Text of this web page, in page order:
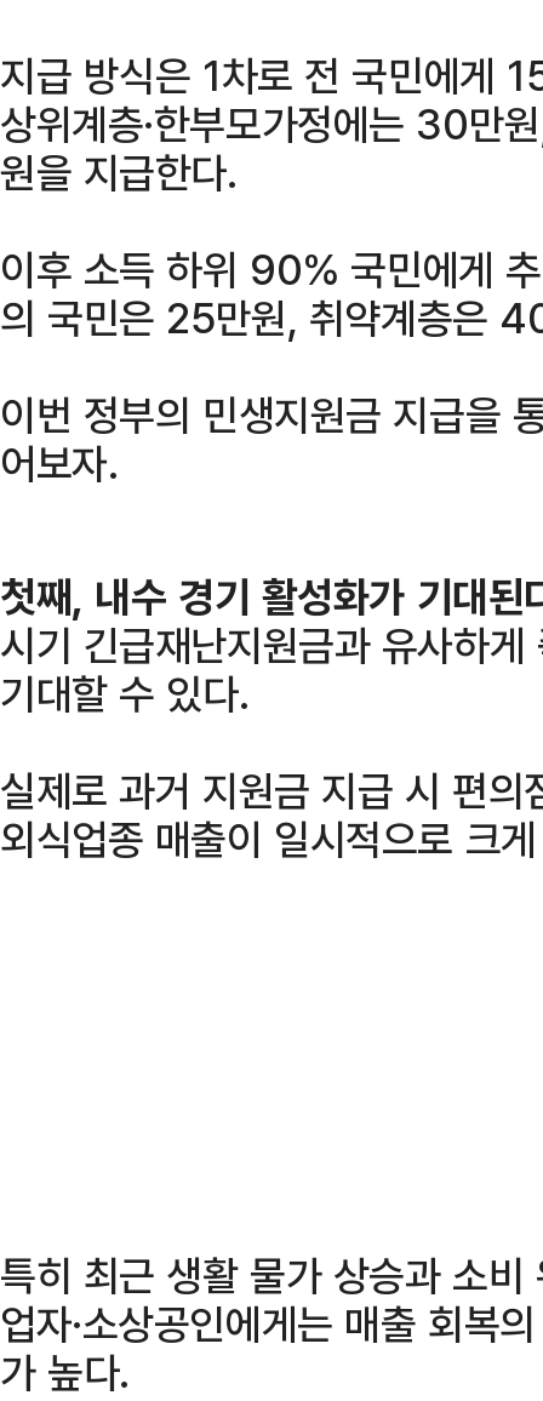
지급 방식은 1차로 전 국민에게
상위계층·한부모가정에는 30만
원을 지급한다.
이후 소득 하위 90% 국민에게
의 국민은 25만원, 취약계층은
이번 정부의 민생지원금 지급을
어보자.
첫째, 내수 경기 활성화가 기대된
시기 긴급재난지원금과 유사하
기대할 수 있다.
실제로 과거 지원금 지급 시 편의
외식업종 매출이 일시적으로 크
특히 최근 생활 물가 상승과 소
업자·소상공인에게는 매출 회복
가 높다.